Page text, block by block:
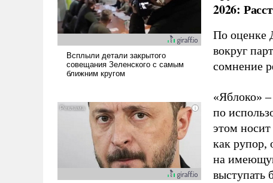
2026:
По оценке
вокруг
сомнение
«Яблоко»
по
этом
как рупор,
на
выступать